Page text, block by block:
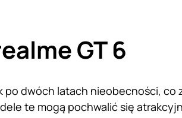
GT 6
po dwóch latach nieobecności, co
te mogą pochwalić się